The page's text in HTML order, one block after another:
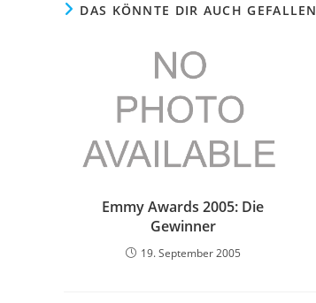
DAS KÖNNTE DIR AUCH GEFALLEN
Emmy Awards 2005: Die
Gewinner
19. September 2005